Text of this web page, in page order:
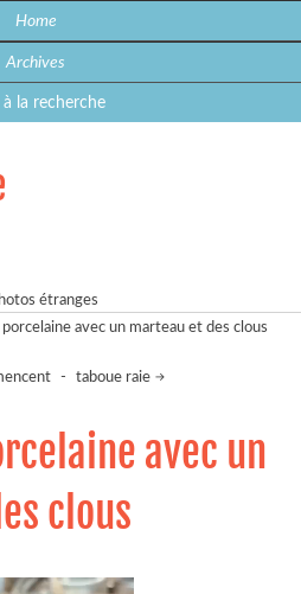
Home
Archives
à la recherche
étranges
avec un marteau et des clous
- taboue raie
avec un
clous